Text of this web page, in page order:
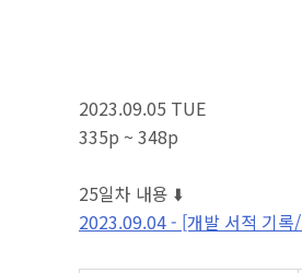
2023.09.05 TUE
335p ~ 348p
25일차 내용 ⬇️
2023.09.04 - [개발 서적 기록